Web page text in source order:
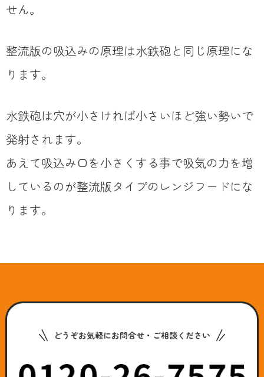
せん。
整流版の吸込みの原理は水鉄砲と同じ原理にな
ります。
水鉄砲は穴が小さければ小さいほど強い勢いで
発射されます。
あえて吸込み口を小さくする事で吸気の力を増
しているのが整流版タイプのレンジフードにな
ります。
どうぞお気軽にお問合せ・ご相談ください